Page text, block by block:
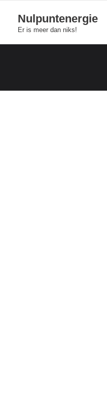
content
Nulpuntenergie
Er is meer dan niks!